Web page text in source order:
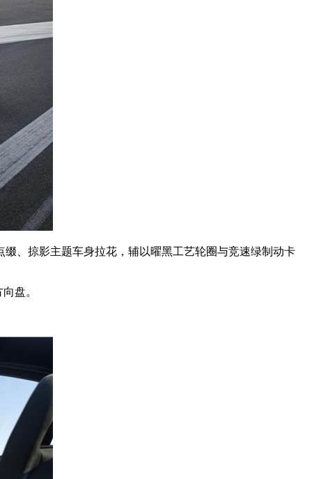
、掠影主题车身拉花，辅以曜黑工艺轮圈与竞速绿制动卡
盘。